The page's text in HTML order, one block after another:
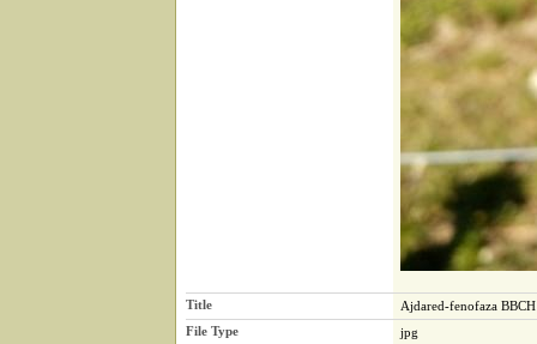
Title
Ajdared-fenofaza
File Type
jpg